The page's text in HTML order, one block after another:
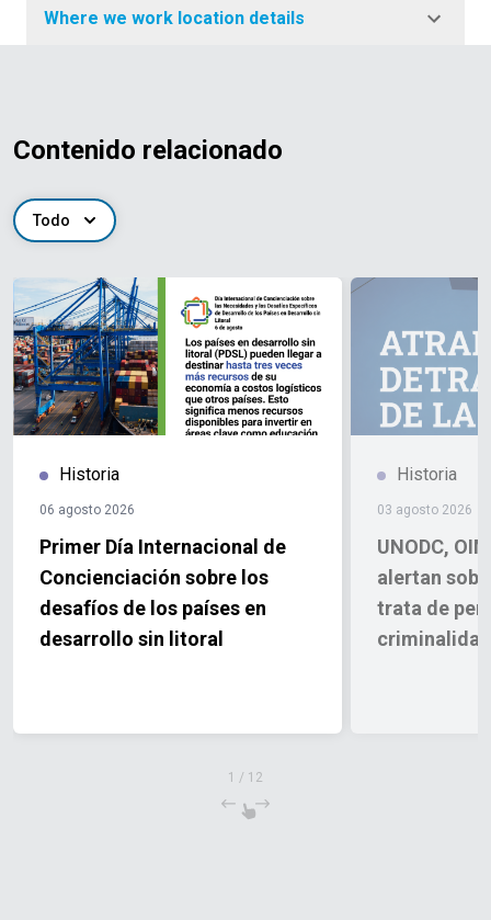
Where we work location details
Contenido relacionado
Todo
Historia
06 agosto 2026
Primer Día Internacional de
Concienciación sobre los
desafíos de los países en
desarrollo sin litoral
Historia
03 agosto 2026
UNODC,
alertan
trata de
1 / 12